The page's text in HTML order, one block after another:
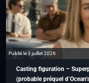
Publié le 3 juillet 2026
Casting figuration –
(probable préquel